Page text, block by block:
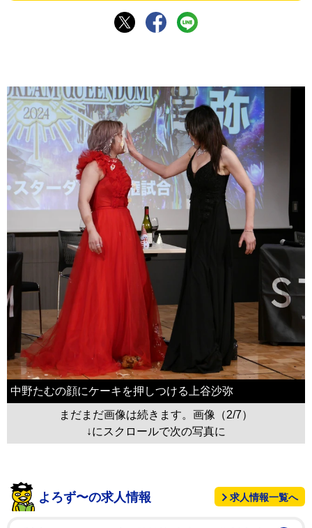
中野たむの顔にケーキを押しつける上谷沙弥
まだまだ画像は続きます。画像（2/7）
↓にスクロールで次の写真に
よろず〜の求人情報 求人情報一覧へ